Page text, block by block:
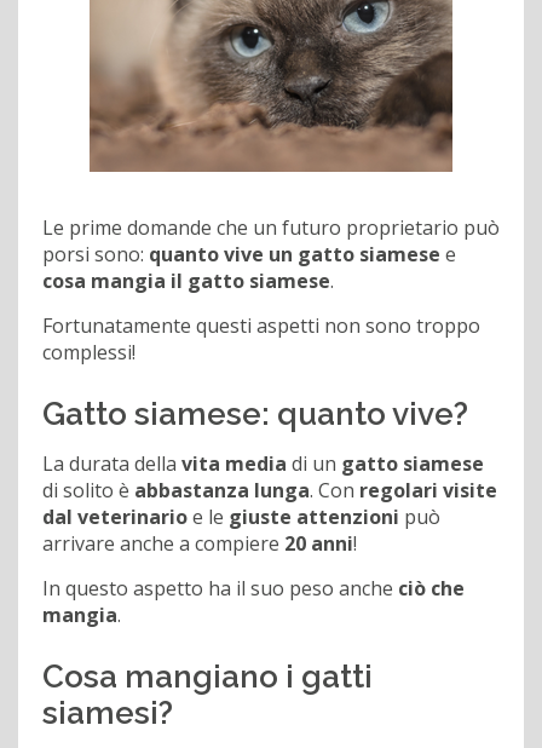
Le prime domande che un futuro proprietario può
porsi sono: quanto vive un gatto siamese e
cosa mangia il gatto siamese.
Fortunatamente questi aspetti non sono troppo
complessi!
Gatto siamese: quanto vive?
La durata della vita media di un gatto siamese
di solito è abbastanza lunga. Con regolari visite
dal veterinarioe le giuste attenzioni può
arrivare anche a compiere 20 anni!
In questo aspetto ha il suo peso anche ciò che
mangia.
Cosa mangiano i gatti
siamesi?